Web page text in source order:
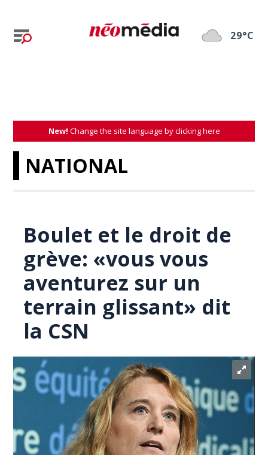
29°C
New! Change the site language by clicking here
NATIONAL
Boulet et le droit de
grève: «vous vous
aventurez sur un
terrain glissant» dit
la CSN